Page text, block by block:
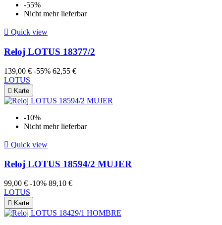
-55%
Nicht mehr lieferbar
 Quick view
Reloj LOTUS 18377/2
139,00 € -55% 62,55 €
LOTUS
 Karte
-10%
Nicht mehr lieferbar
 Quick view
Reloj LOTUS 18594/2 MUJER
99,00 € -10% 89,10 €
LOTUS
 Karte